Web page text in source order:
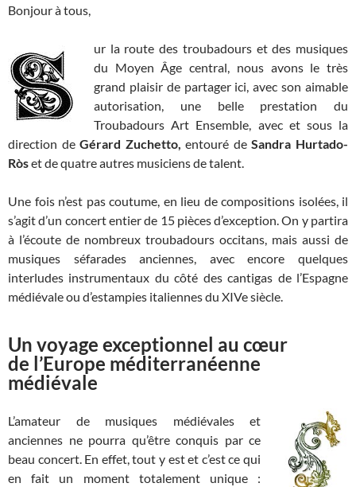
Bonjour à tous,
ur la route des troubadours et des musiques
du Moyen Âge central, nous avons le très
grand plaisir de partager ici, avec son aimable
autorisation, une belle prestation du
Troubadours Art Ensemble, avec et sous la
direction deGérard Zuchetto,entouré deSandra Hurtado-
Ròset de quatre autres musiciens de talent.
Une fois n’est pas coutume, en lieu de compositions isolées, il
s’agit d’un concert entier de 15 pièces d’exception. On y partira
à l’écoute de nombreux troubadours occitans, mais aussi de
musiques séfarades anciennes, avec encore quelques
interludes instrumentaux du côté des cantigas de l’Espagne
médiévale ou d’estampies italiennes du XIVe siècle.
Un voyage exceptionnel au cœur
de l’Europe méditerranéenne
médiévale
L’amateur de musiques médiévales et
anciennes ne pourra qu’être conquis par ce
beau concert. En effet, tout y est et c’est ce qui
en fait un moment totalement unique :